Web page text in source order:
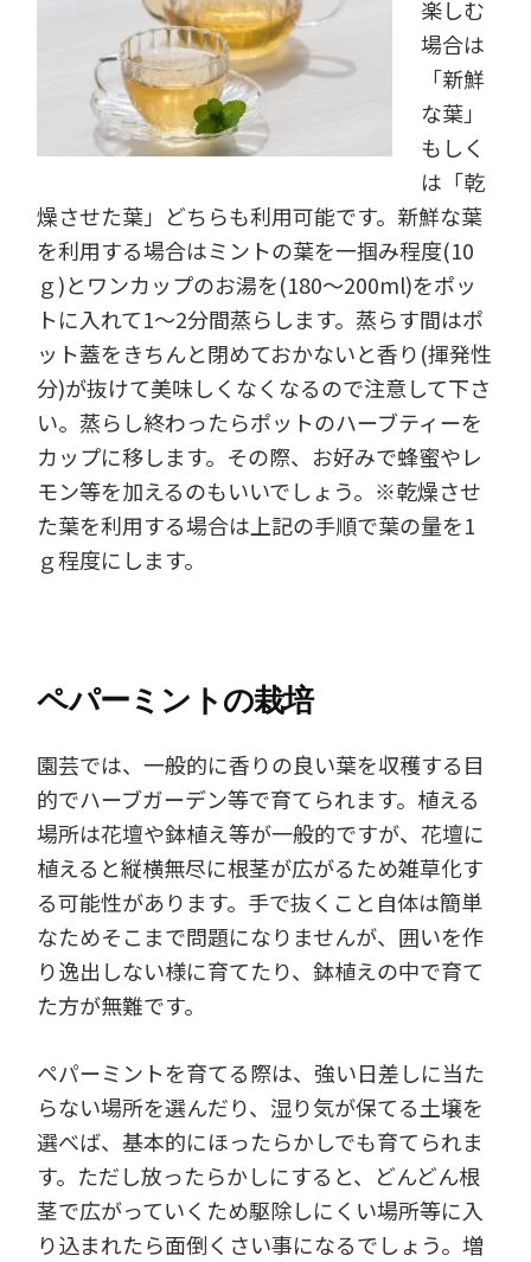
楽しむ
場合は
「新鮮
な葉」
もしく
は「乾
燥させた葉」どちらも利用可能です。新鮮な葉
を利用する場合はミントの葉を一掴み程度(10
ｇ)とワンカップのお湯を(180～200ml)をポッ
トに入れて1～2分間蒸らします。蒸らす間はポ
ット蓋をきちんと閉めておかないと香り(揮発性
分)が抜けて美味しくなくなるので注意して下さ
い。蒸らし終わったらポットのハーブティーを
カップに移します。その際、お好みで蜂蜜やレ
モン等を加えるのもいいでしょう。※乾燥させ
た葉を利用する場合は上記の手順で葉の量を1
ｇ程度にします。
ペパーミントの栽培
園芸では、一般的に香りの良い葉を収穫する目
的でハーブガーデン等で育てられます。植える
場所は花壇や鉢植え等が一般的ですが、花壇に
植えると縦横無尽に根茎が広がるため雑草化す
る可能性があります。手で抜くこと自体は簡単
なためそこまで問題になりませんが、囲いを作
り逸出しない様に育てたり、鉢植えの中で育て
た方が無難です。
ペパーミントを育てる際は、強い日差しに当た
らない場所を選んだり、湿り気が保てる土壌を
選べば、基本的にほったらかしでも育てられま
す。ただし放ったらかしにすると、どんどん根
茎で広がっていくため駆除しにくい場所等に入
り込まれたら面倒くさい事になるでしょう。増